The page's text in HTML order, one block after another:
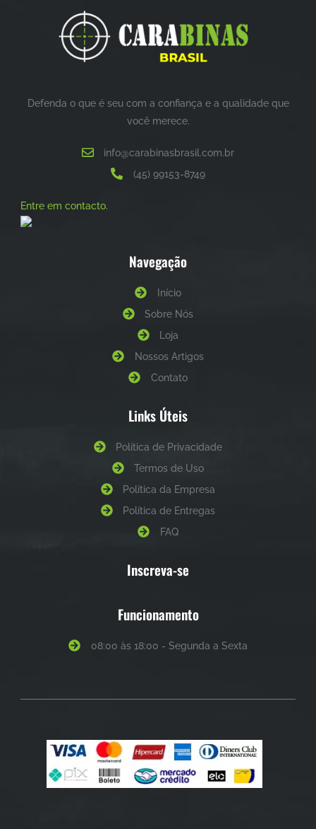
Defenda o que é seu com a confiança e a qualidade que
você merece.
info@carabinasbrasil.com.br
(45) 99153-8749
Entre em contacto.
Navegação
Início
Sobre Nós
Loja
Nossos Artigos
Contato
Links Úteis
Política de Privacidade
Termos de Uso
Política da Empresa
Política de Entregas
FAQ
Inscreva-se
Funcionamento
08:00 às 18:00 - Segunda a Sexta